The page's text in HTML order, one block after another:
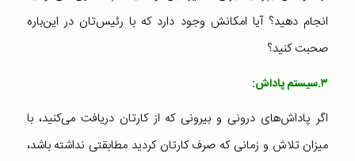
انجام دهید؟ آیا امکانش وجود دارد که با رئیس‌تان در این‌باره
صحبت کنید؟
۳.سیستم پاداش:
اگر پاداش‌های درونی و بیرونی که از کارتان دریافت می‌کنید، با
میزان تلاش و زمانی که صرف کارتان کردید مطابقتی نداشته باشد،